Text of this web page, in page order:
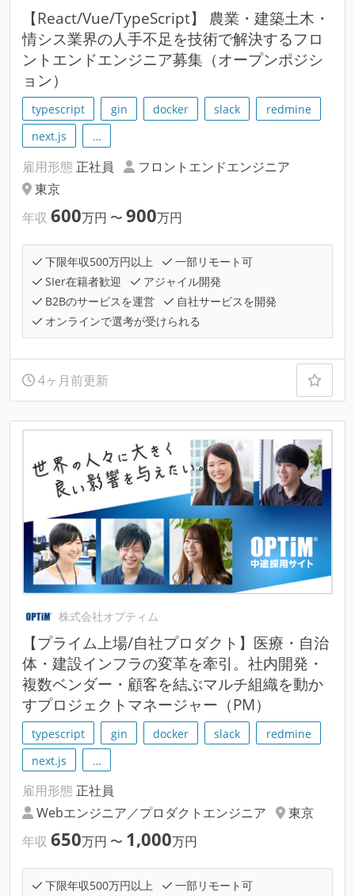
【React/Vue/TypeScript】 農業・建築土木・
情シス業界の人手不足を技術で解決するフロ
ントエンドエンジニア募集（オープンポジシ
ョン）
typescript gin docker slack
redmine
next.js
…
雇用形態 正社員
フロントエンドエンジニア
東京
年収 600万円 〜 900万円
下限年収500万円以上
一部リモート可
SIer在籍者歓迎
アジャイル開発
B2Bのサービスを運営
自社サービスを開発
オンラインで選考が受けられる
4ヶ月前更新
株式会社オプティム
【プライム上場/自社プロダクト】医療・自治
体・建設インフラの変革を牽引。社内開発・
複数ベンダー・顧客を結ぶマルチ組織を動か
すプロジェクトマネージャー（PM）
typescript gin docker slack
redmine
next.js
…
雇用形態 正社員
Webエンジニア／プロダクトエンジニア
東京
年収 650万円 〜 1,000万円
下限年収500万円以上
一部リモート可